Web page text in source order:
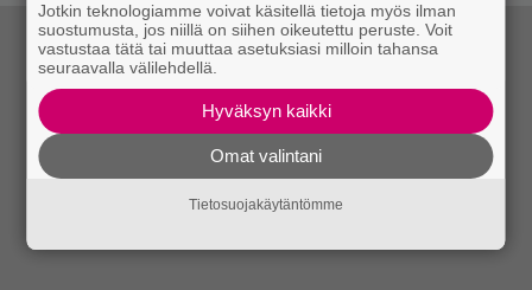
Jotkin teknologiamme voivat käsitellä tietoja myös ilman
suostumusta, jos niillä on siihen oikeutettu peruste. Voit
vastustaa tätä tai muuttaa asetuksiasi milloin tahansa
seuraavalla välilehdellä.
Hyväksyn kaikki
Omat valintani
Tietosuojakäytäntömme